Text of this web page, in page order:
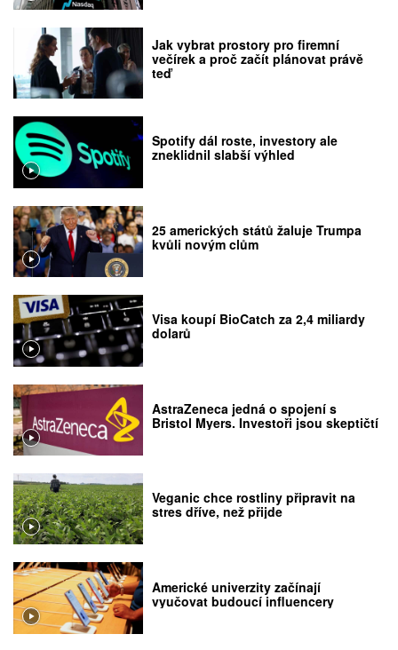
Jak vybrat prostory pro firemní
večírek a proč začít plánovat právě
teď
Spotify dál roste, investory ale
zneklidnil slabší výhled
25 amerických států žaluje Trumpa
kvůli novým clům
Visa koupí BioCatch za 2,4 miliardy
dolarů
AstraZeneca jedná o spojení s
Bristol Myers. Investoři jsou skeptičtí
Veganic chce rostliny připravit na
stres dříve, než přijde
Americké univerzity začínají
vyučovat budoucí influencery